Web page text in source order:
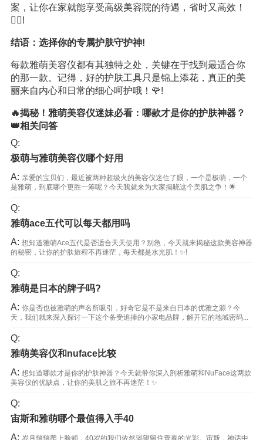
案，让你在家就能享受高级美容院的待遇，省时又高效！
💆‍♀️!
结语：选择你的专属护肤守护神!
每款雅萌美容仪都有其独特之处，关键在于找到最适合你
的那一款。记得，好的护肤工具只是锦上添花，真正的美
丽来自内心和日常的细心呵护哦！🌹!
🔥揭秘！雅萌美容仪迷妹必看：哪款才是你的护肤神器？
👑相关问答
Q:
极萌与雅萌美容仪哪个好用
A: 亲爱的宝贝们，最近被两种超级火的美容仪迷住了眼，一个是极萌，一个
是雅萌，到底哪个更胜一筹呢？今天我就来为大家揭晓这个美肌之争！🌟
Q:
雅萌ace五代可以每天都用吗
A: 想知道雅萌Ace五代是否适合天天使用？别急，今天就来揭秘这款美容神器
的秘密，让你的护肤旅程不再迷茫，每天都是水光肌！✨!
Q:
雅萌是日本的牌子吗?
A: 你是否也被雅萌的声名所吸引，好奇它是不是来自日本的优雅之源？今
天，我们就来深入探讨一下这个备受追捧的小家电品牌，解开它的地域密码...
Q:
雅萌美容仪和nuface比较
A: 想知道哪款才是你的护肤神器？今天就带你深入剖析雅萌和NuFace这两款
美容仪的优缺点，让你的美肌之旅不再迷茫！✨
Q:
宙斯和雅萌哪个最值得入手40
A: 岁月悄悄爬上脸颊，40岁的我们依然渴望留住青春的光彩。宙斯，神话中